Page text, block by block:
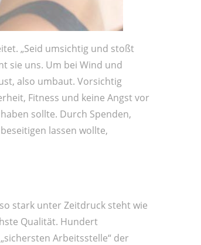
„Seid umsichtig und stoßt
sie uns. Um bei Wind und
also umbaut. Vorsichtig
Fitness und keine Angst vor
sollte. Durch Spenden,
lassen wollte,
stark unter Zeitdruck steht wie
Qualität. Hundert
Arbeitsstelle“ der